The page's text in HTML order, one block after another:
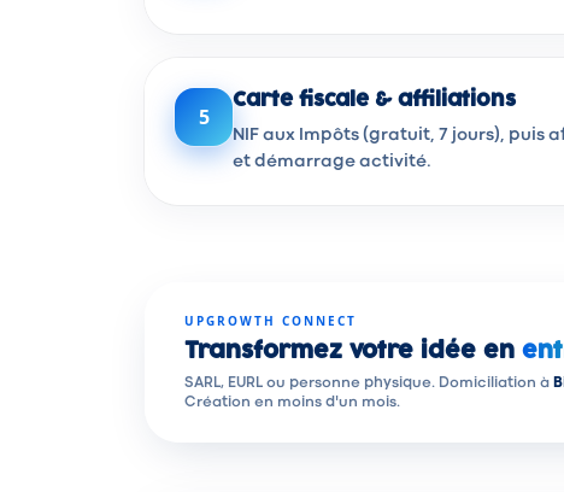
5
Carte fiscale & affiliations
NIF aux Impôts (gratuit, 7 jours), puis
et démarrage activité.
UPGROWTH CONNECT
Transformez votre idée en
SARL, EURL ou personne physique. Domiciliation à
Création en moins d'un mois.